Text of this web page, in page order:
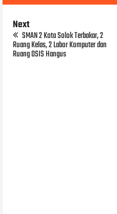
Next
SMAN 2 Kota Solok Terbakar, 2
Ruang Kelas, 2 Labor Komputer dan
Ruang OSIS Hangus